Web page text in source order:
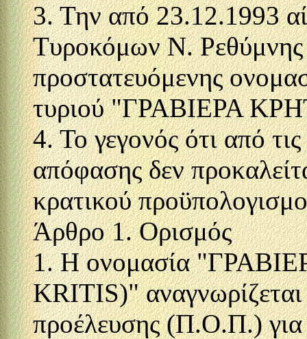
3. Την από 23.12.1993
Τυροκόμων Ν. Ρεθύμνης
προστατευόμενης
τυριού "ΓΡΑΒΙΕΡΑ
4. Το γεγονός ότι από
απόφασης δεν
κρατικού
Άρθρο 1. Ορισμός
1. Η ονομασία
KRITIS)"
προέλευσης (Π.Ο.Π.) για